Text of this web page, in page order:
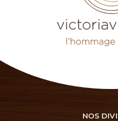
NOS